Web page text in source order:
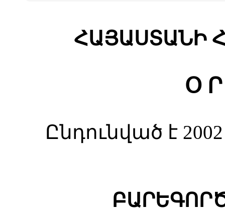
ՀԱՅԱՍՏԱՆԻ
Օ
Ընդունված է